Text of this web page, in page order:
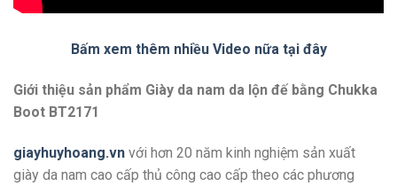
Bấm xem thêm nhiều Video nữa tại đây
Giới thiệu sản phẩm Giày da nam da lộn đế bằng Chukka
Boot BT2171
giayhuyhoang.vn với hơn 20 năm kinh nghiệm sản xuất
giày da nam cao cấp thủ công cao cấp theo các phương